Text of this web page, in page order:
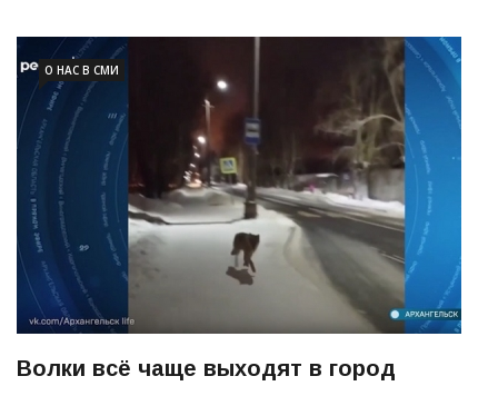
О НАС В СМИ
Волки всё чаще выходят в город